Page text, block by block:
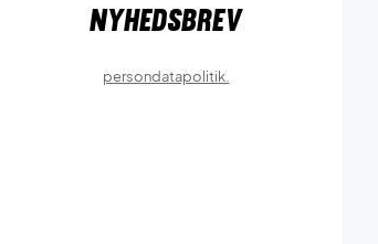
Nyhedsbrev
persondatapolitik.